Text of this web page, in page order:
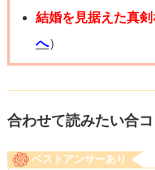
結婚を見据えた真
へ）
合わせて読みたい合
ベストアンサーあり